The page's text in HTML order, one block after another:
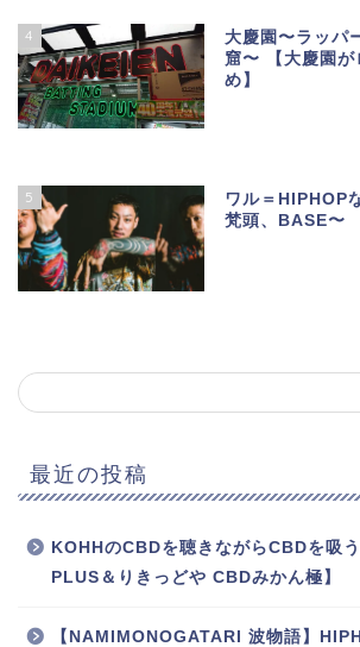
4
大慶園〜ラッパ
窟〜 【大慶園が
め】
5
ワル＝HIPHOP
梵頭、BASE〜
最近の投稿
KOHHのCBDを聴きながらCBDを吸
PLUS＆りきっどや CBDみかん極】
【NAMIMONOGATARI 波物語】